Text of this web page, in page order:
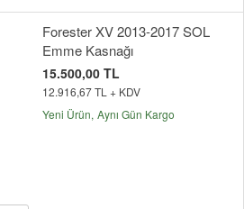
Forester XV 2013-2017 SOL
Emme Kasnağı
15.500,00 TL
12.916,67 TL + KDV
Yeni Ürün Aynı Gün Kargo